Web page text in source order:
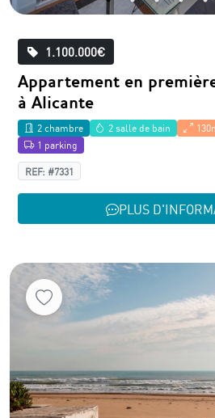
1.100.000€
Appartement en
à Alicante
2 chambre 2 salle de bain
1 parking
REF: #7331
PLUS